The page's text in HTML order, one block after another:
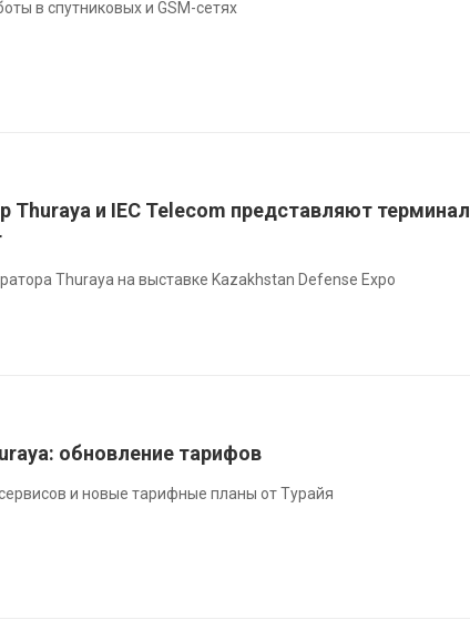
в спутниковых и GSM-сетях
Thuraya и IEC Telecom представляют терминал
Thuraya на выставке Kazakhstan Defense Expo
обновление тарифов
и новые тарифные планы от Турайя